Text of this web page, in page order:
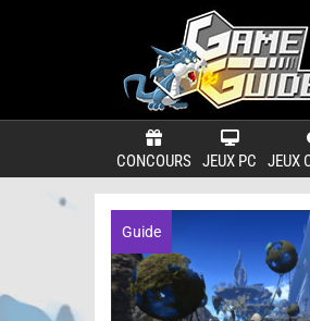
CONCOURS JEUX PC JEUX
Guide